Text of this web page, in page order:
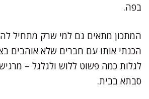
בפה.
המתכון מתאים גם למי שרק מתחיל
הכנתי אותו עם חברים שלא אוהבים
לגלות כמה פשוט ללוש ולגלגל –
סבתא בבית.